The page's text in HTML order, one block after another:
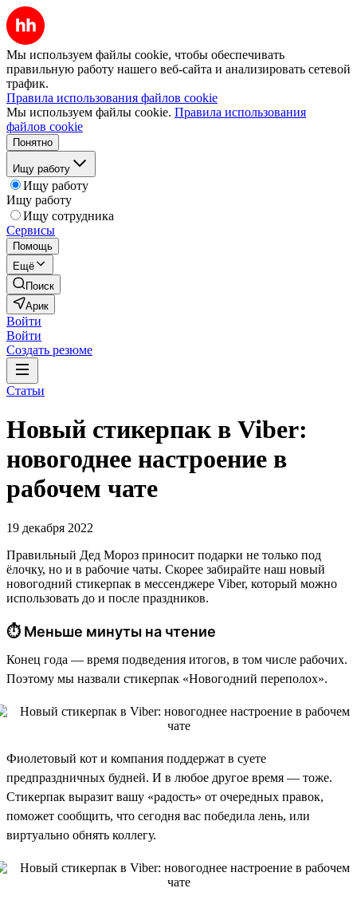
Мы используем файлы cookie, чтобы обеспечивать
правильную работу нашего веб-сайта и анализировать сетевой
трафик.
Правила использования файлов cookie
Мы используем файлы cookie. Правила использования
файлов cookie
Понятно
Ищу работу
Ищу работу
Ищу работу
Ищу сотрудника
Сервисы
Помощь
Ещё
Поиск
Арик
Войти
Войти
Создать резюме
Статьи
Новый стикерпак в Viber:
новогоднее настроение в
рабочем чате
19 декабря 2022
Правильный Дед Мороз приносит подарки не только под
ёлочку, но и в рабочие чаты. Скорее забирайте наш новый
новогодний стикерпак в мессенджере Viber, который можно
использовать до и после праздников.
⏱ Меньше минуты на чтение
Конец года — время подведения итогов, в том числе рабочих.
Поэтому мы назвали стикерпак «Новогодний переполох».
Фиолетовый кот и компания поддержат в суете
предпраздничных будней. И в любое другое время — тоже.
Стикерпак выразит вашу «радость» от очередных правок,
поможет сообщить, что сегодня вас победила лень, или
виртуально обнять коллегу.